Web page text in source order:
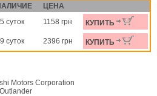
ЦЕНА
суток 1158 грн КУПИТЬ
суток 2396 грн КУПИТЬ
Motors Corporation